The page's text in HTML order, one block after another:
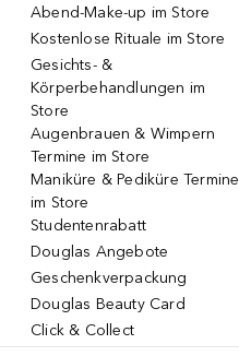
Abend-Make-up im Store
Kostenlose Rituale im Store
Gesichts- &
Körperbehandlungen im
Store
Augenbrauen & Wimpern
Termine im Store
Maniküre & Pediküre Termine
im Store
Studentenrabatt
Douglas Angebote
Geschenkverpackung
Douglas Beauty Card
Click & Collect